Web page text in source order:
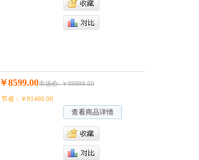
￥8599.00市场价: ￥89999.00
节省：￥81400.00
查看商品详情